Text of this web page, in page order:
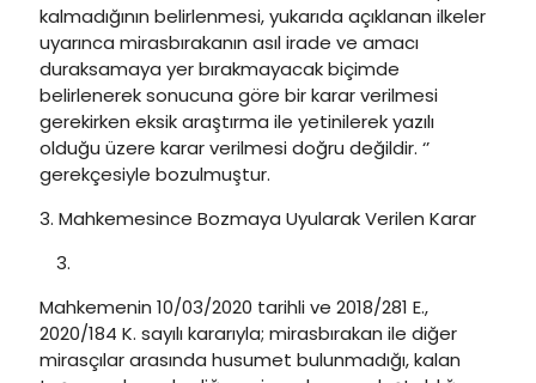
kalmadığının belirlenmesi, yukarıda açıklanan ilkeler
uyarınca mirasbırakanın asıl irade ve amacı
duraksamaya yer bırakmayacak biçimde
belirlenerek sonucuna göre bir karar verilmesi
gerekirken eksik araştırma ile yetinilerek yazılı
olduğu üzere karar verilmesi doğru değildir. ‘’
gerekçesiyle bozulmuştur.
3. Mahkemesince Bozmaya Uyularak Verilen Karar
Mahkemenin 10/03/2020 tarihli ve 2018/281 E.,
2020/184 K. sayılı kararıyla; mirasbırakan ile diğer
mirasçılar arasında husumet bulunmadığı, kalan